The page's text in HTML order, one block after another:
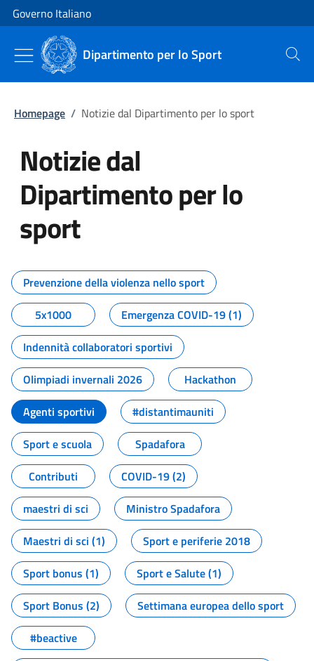
Vai al contenuto
Vai alla navigazione del sito
Governo Italiano
Dipartimento per lo Sport Cerca
Homepage / Notizie dal Dipartimento per lo sport
Notizie dal
Dipartimento per lo
sport
Tutti i contenuti della pagina
Prevenzione della violenza nello sport
5x1000
Emergenza COVID-19 (1)
Indennità collaboratori sportivi
Olimpiadi invernali 2026
Hackathon
Agenti sportivi
#distantimauniti
Sport e scuola
Spadafora
Contributi
COVID-19 (2)
maestri di sci
Ministro Spadafora
Maestri di sci (1)
Sport e periferie 2018
Sport bonus (1)
Sport e Salute (1)
Sport Bonus (2)
Settimana europea dello sport
#beactive